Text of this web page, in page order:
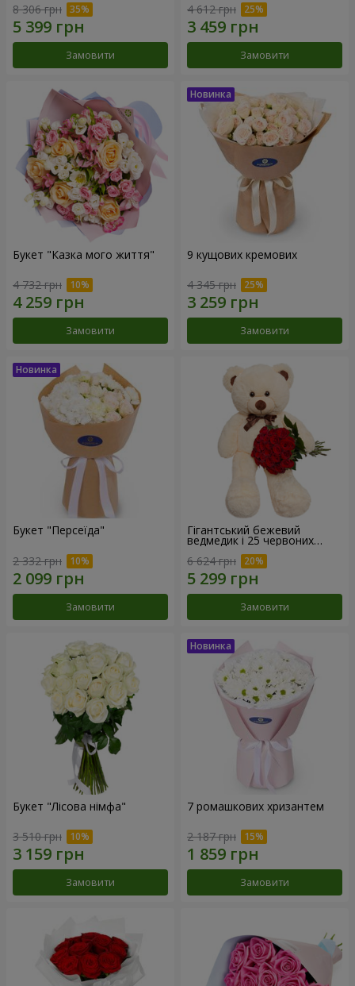
8 306 грн
Замовити
4 612 грн
Замовити
Букет "Казка мого життя"
4 732 грн
Замовити
9 кущових кремових
4 345 грн
Замовити
Букет "Персеїда"
2 332 грн
Замовити
Гігантський бежевий
ведмедик і 25 червоних
троянд
6 624 грн
Замовити
Букет "Лісова німфа"
3 510 грн
Замовити
7 ромашкових хризантем
2 187 грн
Замовити